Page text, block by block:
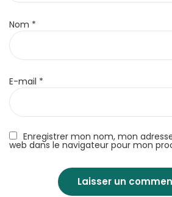
Enregistrer mon nom, mon
web dans le navigateur pour mon
Nom *
E-mail *